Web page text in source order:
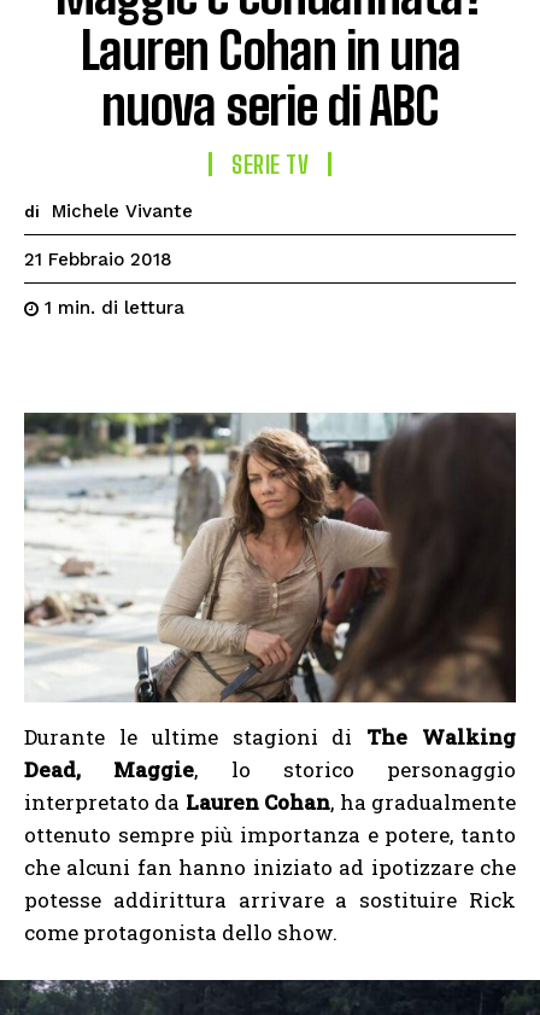
Lauren Cohan in una
nuova serie di ABC
SERIE TV
di Michele Vivante
21 Febbraio 2018
1 min. di lettura
Durante le ultime stagioni di The Walking
Dead, Maggie, lo storico personaggio
interpretato da Lauren Cohan, ha gradualmente
ottenuto sempre più importanza e potere, tanto
che alcuni fan hanno iniziato ad ipotizzare che
potesse addirittura arrivare a sostituire Rick
come protagonista dello show.